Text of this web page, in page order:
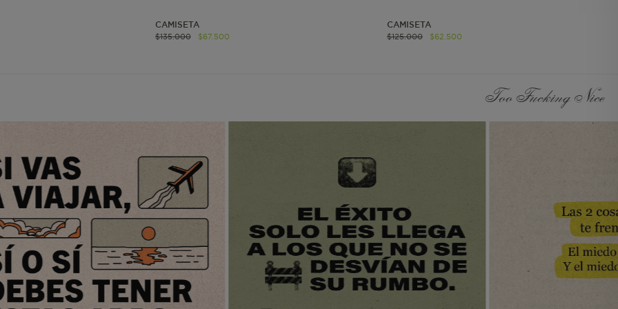
CAMISETA
$135.000 $67.500
CAMISETA
$125.000 $62.500
Too Fucking Nice
www.mattelsa.net
Información Individual
Almacena la
www.mattelsa.net
Información Individual
de Sesión Almacena
información de
center y lista de regalos.
www.mattelsa.net Sesión
Información de
Segmento de Sesión Se
utiliza para agrupar a
los usuarios en el mismo
contexto de
navegación. Considera